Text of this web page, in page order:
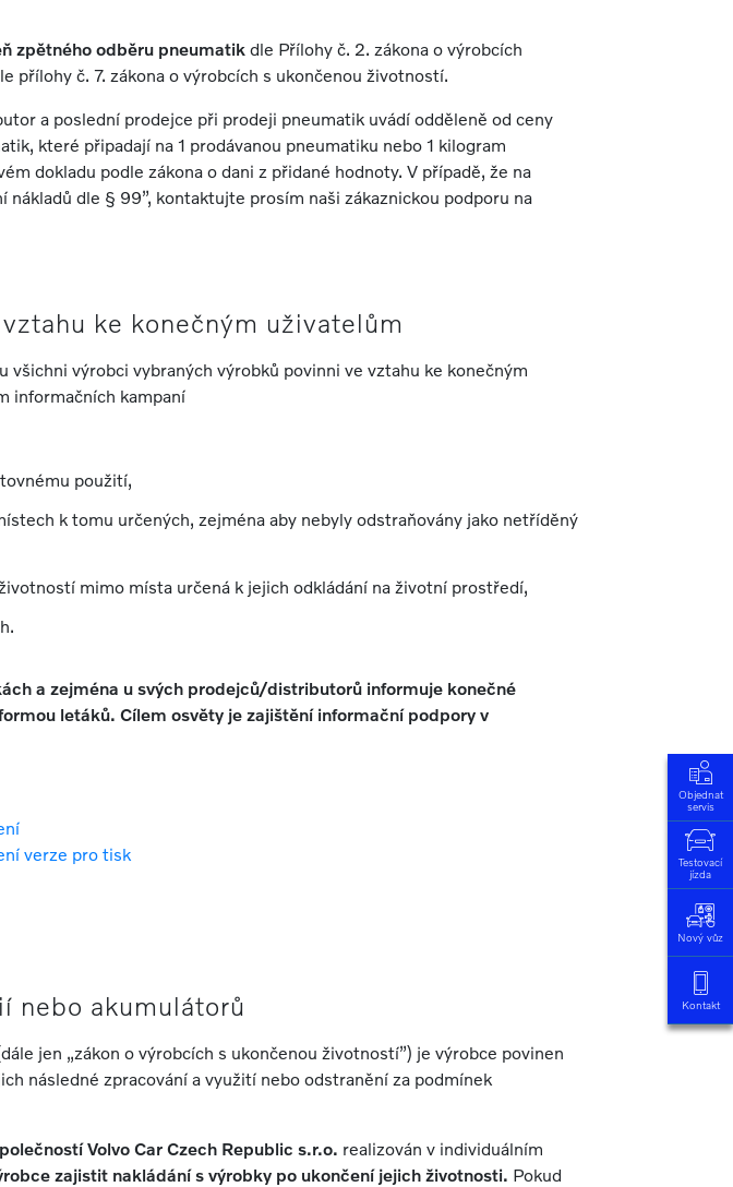
zpětného odběru pneumatik dle Přílohy č. 2. zákona o výrobcích
přílohy č. 7. zákona o výrobcích s ukončenou životností.
a poslední prodejce při prodeji pneumatik uvádí odděleně od ceny
které připadají na 1 prodávanou pneumatiku nebo 1 kilogram
dokladu podle zákona o dani z přidané hodnoty. V případě, že na
dle § 99”, kontaktujte prosím naši zákaznickou podporu na
ke konečným uživatelům
všichni výrobci vybraných výrobků povinni ve vztahu ke konečným
informačních kampaní
použití,
k tomu určených, zejména aby nebyly odstraňovány jako netříděný
mimo místa určená k jejich odkládání na životní prostředí,
a zejména u svých prodejců/distributorů informuje konečné
letáků. Cílem osvěty je zajištění informační podpory v
verze pro tisk
nebo akumulátorů
jen „zákon o výrobcích s ukončenou životností”) je výrobce povinen
následné zpracování a využití nebo odstranění za podmínek
Volvo Car Czech Republic s.r.o. realizován v individuálním
zajistit nakládání s výrobky po ukončení jejich životnosti. Pokud
Objednat
servis
Testovací
jízda
Nový vůz
Kontakt